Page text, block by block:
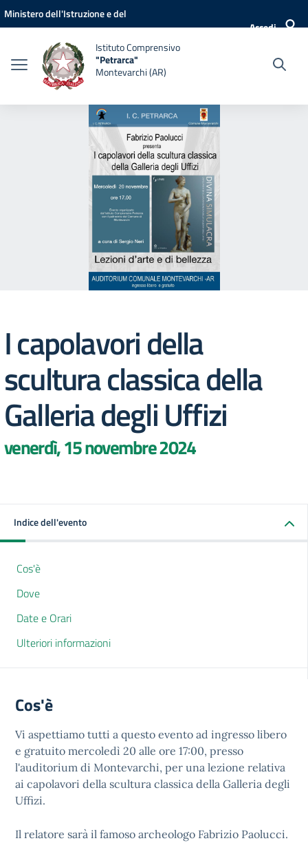
Vai ai contenuti
Vai al menu di navigazione
Vai al footer
Ministero dell'Istruzione e del
Accedi
Istituto Comprensivo
"Petrarca"
Montevarchi (AR)
I capolavori della
scultura classica della
Galleria degli Uffizi
venerdì, 15 novembre 2024
Indice dell'evento
Cos'è
Dove
Date e Orari
Ulteriori informazioni
Cos'è
Vi aspettiamo tutti a questo evento ad ingresso libero
e gratuito mercoledì 20 alle ore 17:00, presso
l'auditorium di Montevarchi, per una lezione relativa
ai capolavori della scultura classica della Galleria degli
Uffizi.
Il relatore sarà il famoso archeologo Fabrizio Paolucci.